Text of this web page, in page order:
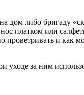
дом либо бригаду
платком или
проветривать и
уходе за ним